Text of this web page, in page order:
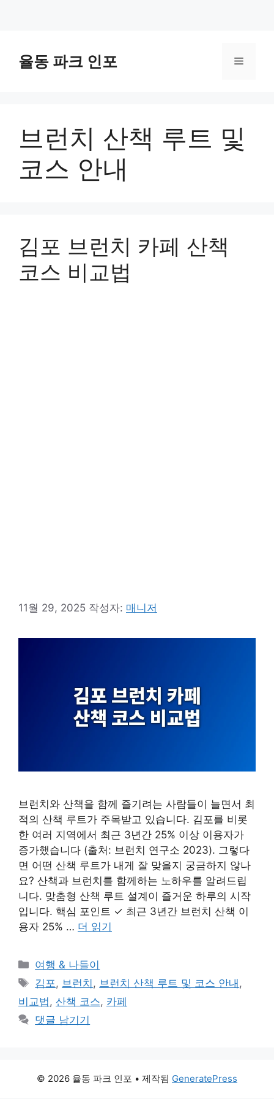
율동 파크 인포 메
브런치 산책 루트 및
코스 안내
김포 브런치 카페 산책
코스 비교법
11월 29, 2025 작성자: 매니저
브런치와 산책을 함께 즐기려는 사람들이 늘면서 최
적의 산책 루트가 주목받고 있습니다. 김포를 비롯
한 여러 지역에서 최근 3년간 25% 이상 이용자가
증가했습니다 (출처: 브런치 연구소 2023). 그렇다
면 어떤 산책 루트가 내게 잘 맞을지 궁금하지 않나
요? 산책과 브런치를 함께하는 노하우를 알려드립
니다. 맞춤형 산책 루트 설계이 즐거운 하루의 시작
입니다. 핵심 포인트 ✓ 최근 3년간 브런치 산책 이
용자 25% … 더 읽기
카
테
리
여행 & 나들이
태
그
김포, 브런치 , 브런치 산책 루트 및 코스 안내 ,
비교법, 산책 코스, 카페
댓글 남기기
© 2026 율동 파크 인포 • 제작됨 GeneratePress